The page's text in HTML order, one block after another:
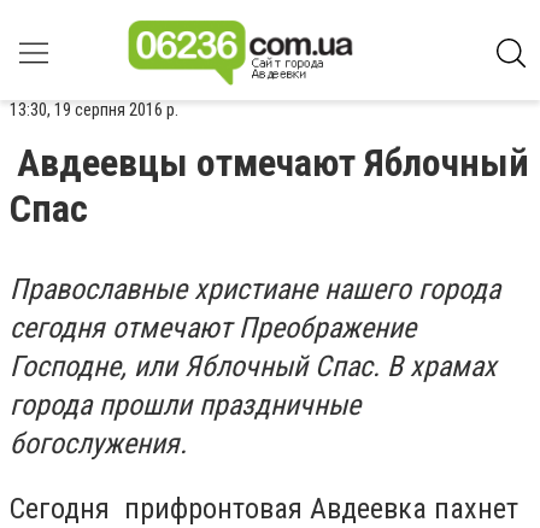
13:30, 19 серпня 2016 р.
Авдеевцы отмечают Яблочный
Спас
Православные христиане нашего города
сегодня отмечают Преображение
Господне, или Яблочный Спас. В храмах
города прошли праздничные
богослужения.
Сегодня прифронтовая Авдеевка пахнет